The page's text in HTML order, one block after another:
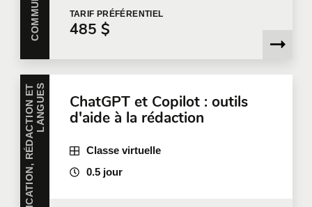
Photo de Brooke Caglesur
TARIF PRÉFÉRENTIEL
485 $
C
O
M
M
U
N
I
C
A
T
I
O
N
,
R
É
D
A
C
T
I
O
N
E
T
L
A
N
G
U
ES ChatGPT et Copilot : outils
d'aide à la rédaction
Classe virtuelle
0.5 jour